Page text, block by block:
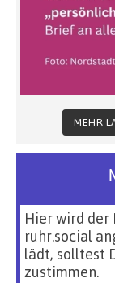
MEHR
Hier wird der
ruhr.social
lädt, solltest
zustimmen.